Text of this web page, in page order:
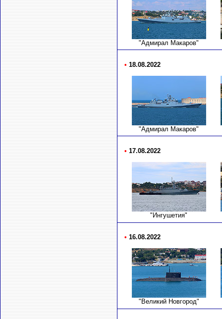
"Адмирал Макаров"
• 18.08.2022
"Адмирал Макаров"
• 17.08.2022
"Ингушетия"
• 16.08.2022
"Великий Новгород"